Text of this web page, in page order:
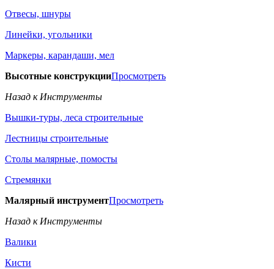
Отвесы, шнуры
Линейки, угольники
Маркеры, карандаши, мел
Высотные конструкцииПросмотреть
Назад к Инструменты
Вышки-туры, леса строительные
Лестницы строительные
Столы малярные, помосты
Стремянки
Малярный инструментПросмотреть
Назад к Инструменты
Валики
Кисти